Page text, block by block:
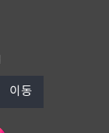
이동